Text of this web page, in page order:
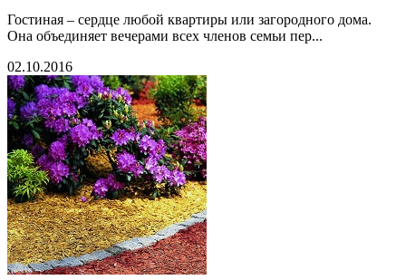
Гостиная – сердце любой квартиры или загородного дома.
Она объединяет вечерами всех членов семьи пер...
02.10.2016